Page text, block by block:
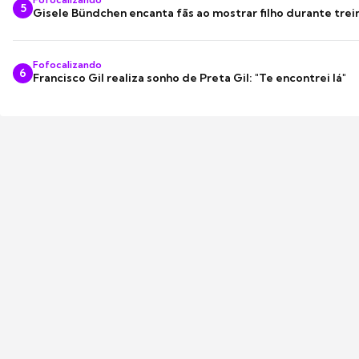
5 Gisele Bündchen encanta fãs ao mostrar filho durante
6
Fofocalizando
Francisco Gil realiza sonho de Preta Gil: "Te encontrei lá"